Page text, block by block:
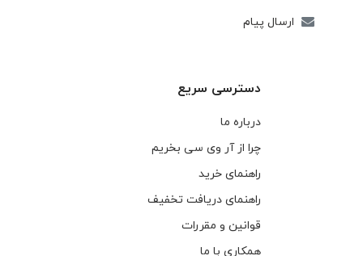
ارسال پیام
دسترسی سریع
درباره ما
چرا از آر وی سی بخریم
راهنمای خرید
راهنمای دریافت تخفیف
قوانین و مقررات
همکاری با ما